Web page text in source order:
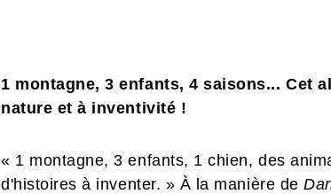
1 montagne, 3 enfants, 4 saisons... Cet
nature et à inventivité !
« 1 montagne, 3 enfants, 1 chien, des
d'histoires à inventer. » À la manière de